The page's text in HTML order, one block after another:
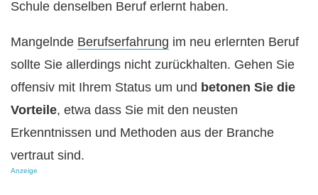
Schule denselben Beruf erlernt haben.
Mangelnde Berufserfahrung im neu erlernten Beruf
sollte Sie allerdings nicht zurückhalten. Gehen Sie
offensiv mit Ihrem Status um und betonen Sie die
Vorteile, etwa dass Sie mit den neusten
Erkenntnissen und Methoden aus der Branche
vertraut sind.
Anzeige